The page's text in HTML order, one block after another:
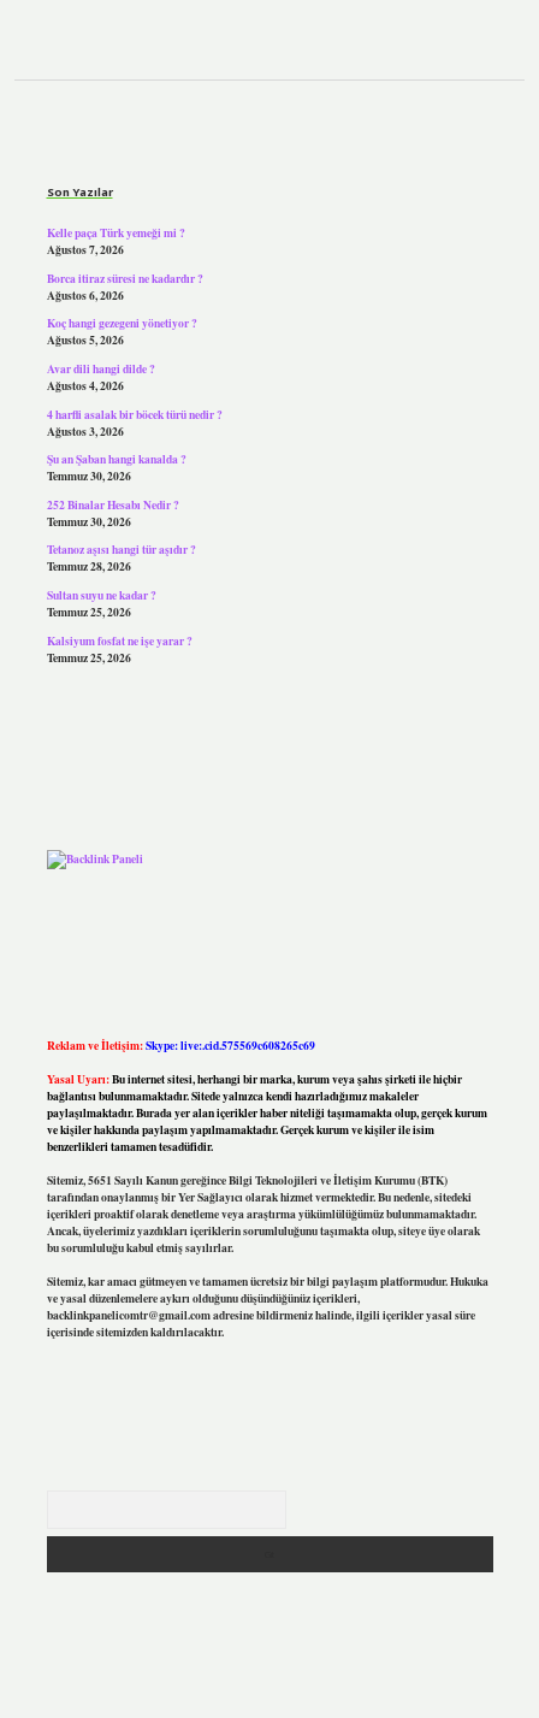
Son Yazılar
Kelle paça Türk yemeği mi ?
Ağustos 7, 2026
Borca itiraz süresi ne kadardır ?
Ağustos 6, 2026
Koç hangi gezegeni yönetiyor ?
Ağustos 5, 2026
Avar dili hangi dilde ?
Ağustos 4, 2026
4 harfli asalak bir böcek türü nedir ?
Ağustos 3, 2026
Şu an Şaban hangi kanalda ?
Temmuz 30, 2026
252 Binalar Hesabı Nedir ?
Temmuz 30, 2026
Tetanoz aşısı hangi tür aşıdır ?
Temmuz 28, 2026
Sultan suyu ne kadar ?
Temmuz 25, 2026
Kalsiyum fosfat ne işe yarar ?
Temmuz 25, 2026
Reklam ve İletişim:Skype: live:.cid.575569c608265c69
Yasal Uyarı:Bu internet sitesi, herhangi bir marka, kurum veya şahıs şirketi ile hiçbir
bağlantısı bulunmamaktadır. Sitede yalnızca kendi hazırladığımız makaleler
paylaşılmaktadır. Burada yer alan içerikler haber niteliği taşımamakta olup, gerçek kurum
ve kişiler hakkında paylaşım yapılmamaktadır. Gerçek kurum ve kişiler ile isim
benzerlikleri tamamen tesadüfidir.
Sitemiz, 5651 Sayılı Kanun gereğince Bilgi Teknolojileri ve İletişim Kurumu (BTK)
tarafından onaylanmış bir Yer Sağlayıcı olarak hizmet vermektedir. Bu nedenle, sitedeki
içerikleri proaktif olarak denetleme veya araştırma yükümlülüğümüz bulunmamaktadır.
Ancak, üyelerimiz yazdıkları içeriklerin sorumluluğunu taşımakta olup, siteye üye olarak
bu sorumluluğu kabul etmiş sayılırlar.
Sitemiz, kar amacı gütmeyen ve tamamen ücretsiz bir bilgi paylaşım platformudur. Hukuka
ve yasal düzenlemelere aykırı olduğunu düşündüğünüz içerikleri,
backlinkpanelicomtr@gmail.comadresine bildirmeniz halinde, ilgili içerikler yasal süre
içerisinde sitemizden kaldırılacaktır.